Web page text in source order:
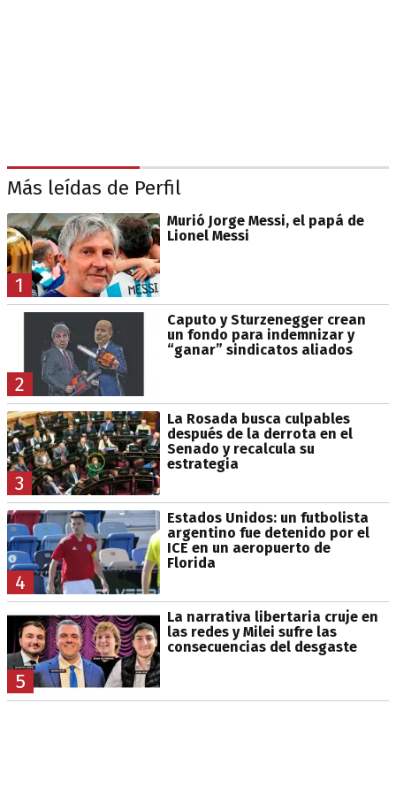
Más leídas de Perfil
1
Murió Jorge Messi, el papá de
Lionel Messi
2
Caputo y Sturzenegger crean
un fondo para indemnizar y
“ganar” sindicatos aliados
3
La Rosada busca culpables
después de la derrota en el
Senado y recalcula su
estrategia
4
Estados Unidos: un futbolista
argentino fue detenido por el
ICE en un aeropuerto de
Florida
5
La narrativa libertaria cruje en
las redes y Milei sufre las
consecuencias del desgaste